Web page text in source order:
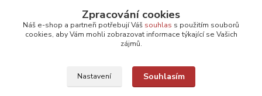
Zpracování cookies
Náš e-shop a partneři potřebují Váš souhlas s použitím souborů
cookies, aby Vám mohli zobrazovat informace týkající se Vašich
zájmů.
Nastavení Souhlasím